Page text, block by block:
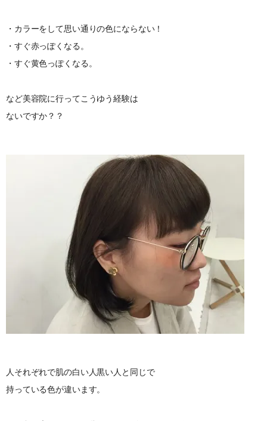
・カラーをして思い通りの色にならない！
・すぐ赤っぽくなる。
・すぐ黄色っぽくなる。
など美容院に行ってこうゆう経験は
ないですか？？
人それぞれで肌の白い人黒い人と同じで
持っている色が違います。